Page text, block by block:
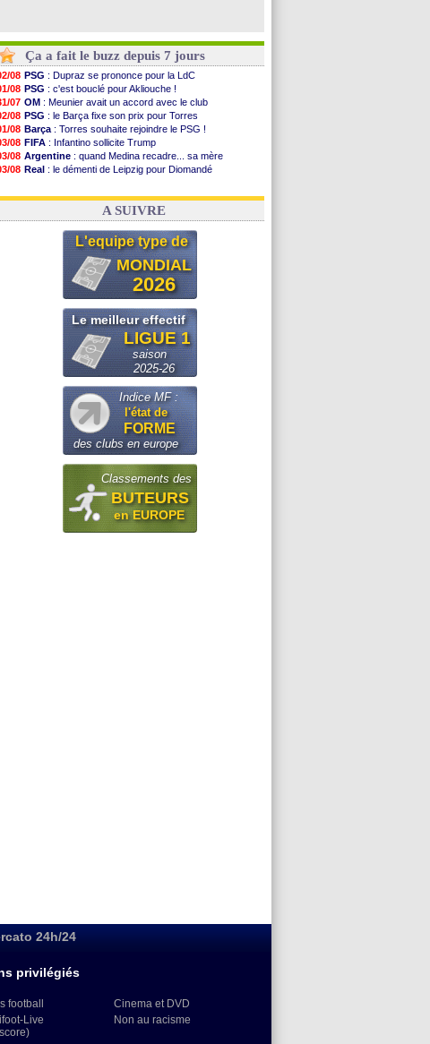
Ça a fait le buzz depuis 7 jours
08 PSG : Dupraz se prononce pour la LdC
08 PSG : c'est bouclé pour Akliouche !
07 OM : Meunier avait un accord avec le club
08 PSG : le Barça fixe son prix pour Torres
08 Barça : Torres souhaite rejoindre le PSG !
08 FIFA : Infantino sollicite Trump
08 Argentine : quand Medina recadre... sa mère
08 Real : le démenti de Leipzig pour Diomandé
07 FIFA: le conseiller d'Infantino démissionne !
A SUIVRE
L'equipe type de
MONDIAL
2026
Le meilleur effectif
LIGUE 1
saison
2025-26
Indice MF :
l'état de
FORME
des clubs en europe
Classements des
BUTEURS
en EUROPE
24h/24
privilégiés
football
Live
Cinema et DVD
Non au racisme